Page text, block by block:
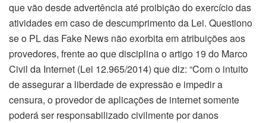
que vão desde advertência até proibição do exercício das
atividades em caso de descumprimento da Lei. Questiono
se o PL das Fake News não exorbita em atribuições aos
provedores, frente ao que disciplina o artigo 19 do Marco
Civil da Internet (Lei 12.965/2014) que diz: “Com o intuito
de assegurar a liberdade de expressão e impedir a
censura, o provedor de aplicações de internet somente
poderá ser responsabilizado civilmente por danos